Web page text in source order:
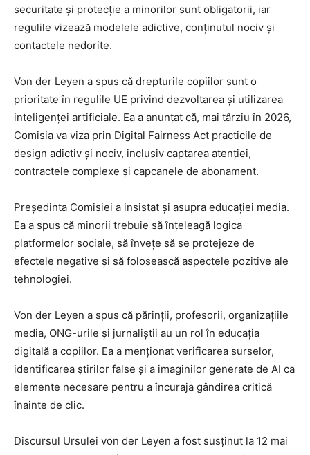
securitate și protecție a minorilor sunt obligatorii, iar
regulile vizează modelele adictive, conținutul nociv și
contactele nedorite.
Von der Leyen a spus că drepturile copiilor sunt o
prioritate în regulile UE privind dezvoltarea și utilizarea
inteligenței artificiale. Ea a anunțat că, mai târziu în 2026,
Comisia va viza prin Digital Fairness Act practicile de
design adictiv și nociv, inclusiv captarea atenției,
contractele complexe și capcanele de abonament.
Președinta Comisiei a insistat și asupra educației media.
Ea a spus că minorii trebuie să înțeleagă logica
platformelor sociale, să învețe să se protejeze de
efectele negative și să folosească aspectele pozitive ale
tehnologiei.
Von der Leyen a spus că părinții, profesorii, organizațiile
media, ONG-urile și jurnaliștii au un rol în educația
digitală a copiilor. Ea a menționat verificarea surselor,
identificarea știrilor false și a imaginilor generate de AI ca
elemente necesare pentru a încuraja gândirea critică
înainte de clic.
Discursul Ursulei von der Leyen a fost susținut la 12 mai